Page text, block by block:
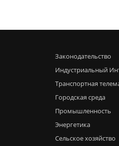
Законодательство
Индустриальный
Транспортная
Городская среда
Промышленность
Энергетика
Сельское хозяйство